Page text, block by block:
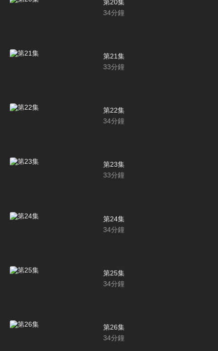
第20集
34分鐘
第21集
33分鐘
第22集
34分鐘
第23集
33分鐘
第24集
34分鐘
第25集
34分鐘
第26集
34分鐘